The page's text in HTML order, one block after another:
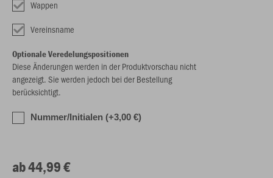
Wappen
Vereinsname
Optionale Veredelungspositionen
Diese Änderungen werden in der Produktvorschau nicht
angezeigt. Sie werden jedoch bei der Bestellung
berücksichtigt.
Nummer/Initialen (+3,00 €)
ab 44,99 €